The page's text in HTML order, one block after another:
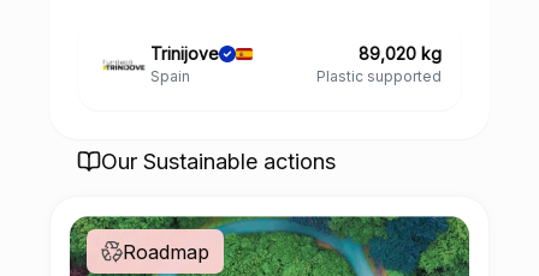
Trinijove
Spain
89,020 kg
Plastic supported
Our Sustainable actions
Roadmap